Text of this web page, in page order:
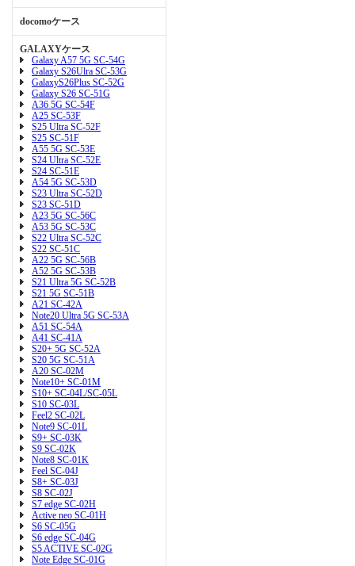
docomoケース
GALAXYケース
Galaxy A57 5G SC-54G
Galaxy S26Ulra SC-53G
GalaxyS26Plus SC-52G
Galaxy S26 SC-51G
A36 5G SC-54F
A25 SC-53F
S25 Ultra SC-52F
S25 SC-51F
A55 5G SC-53E
S24 Ultra SC-52E
S24 SC-51E
A54 5G SC-53D
S23 Ultra SC-52D
S23 SC-51D
A23 5G SC-56C
A53 5G SC-53C
S22 Ultra SC-52C
S22 SC-51C
A22 5G SC-56B
A52 5G SC-53B
S21 Ultra 5G SC-52B
S21 5G SC-51B
A21 SC-42A
Note20 Ultra 5G SC-53A
A51 SC-54A
A41 SC-41A
S20+ 5G SC-52A
S20 5G SC-51A
A20 SC-02M
Note10+ SC-01M
S10+ SC-04L/SC-05L
S10 SC-03L
Feel2 SC-02L
Note9 SC-01L
S9+ SC-03K
S9 SC-02K
Note8 SC-01K
Feel SC-04J
S8+ SC-03J
S8 SC-02J
S7 edge SC-02H
Active neo SC-01H
S6 SC-05G
S6 edge SC-04G
S5 ACTIVE SC-02G
Note Edge SC-01G